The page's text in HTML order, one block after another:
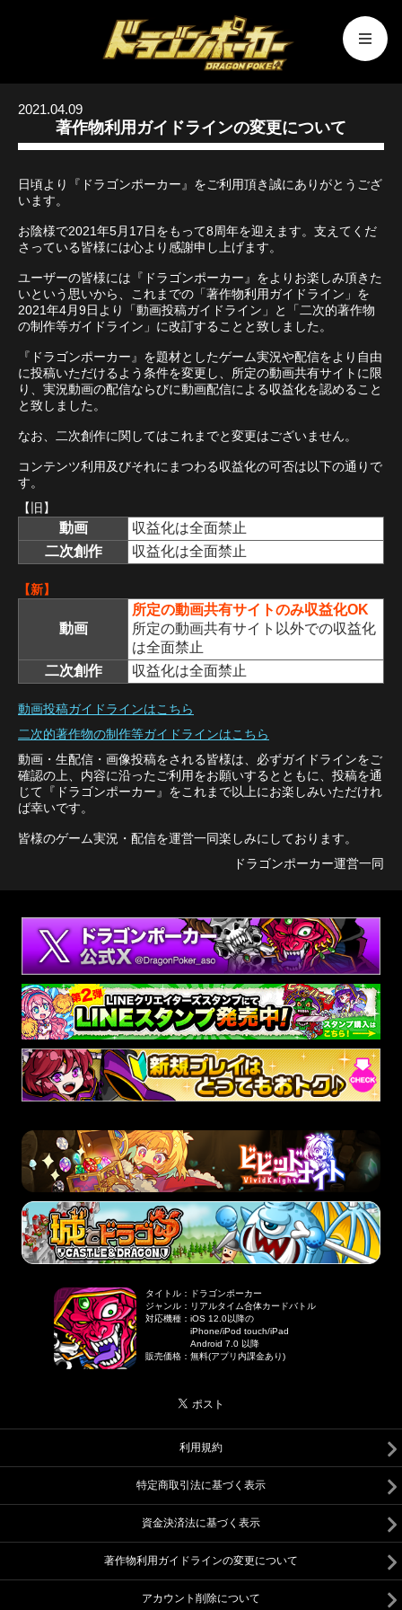
2021.04.09
著作物利用ガイドラインの変更について
日頃より『ドラゴンポーカー』をご利用頂き誠にありがとうござ
います。
お陰様で2021年5月17日をもって8周年を迎えます。支えてくだ
さっている皆様には心より感謝申し上げます。
ユーザーの皆様には『ドラゴンポーカー』をよりお楽しみ頂きた
いという思いから、これまでの「著作物利用ガイドライン」を
2021年4月9日より「動画投稿ガイドライン」と「二次的著作物
の制作等ガイドライン」に改訂することと致しました。
『ドラゴンポーカー』を題材としたゲーム実況や配信をより自由
に投稿いただけるよう条件を変更し、所定の動画共有サイトに限
り、実況動画の配信ならびに動画配信による収益化を認めること
と致しました。
なお、二次創作に関してはこれまでと変更はございません。
コンテンツ利用及びそれにまつわる収益化の可否は以下の通りで
す。
【旧】
動画
収益化は全面禁止
二次創作
収益化は全面禁止
【新】
動画
所定の動画共有サイトのみ収益化OK
所定の動画共有サイト以外での収益化
は全面禁止
二次創作
収益化は全面禁止
動画投稿ガイドラインはこちら
二次的著作物の制作等ガイドラインはこちら
動画・生配信・画像投稿をされる皆様は、必ずガイドラインをご
確認の上、内容に沿ったご利用をお願いするとともに、投稿を通
じて『ドラゴンポーカー』をこれまで以上にお楽しみいただけれ
ば幸いです。
皆様のゲーム実況・配信を運営一同楽しみにしております。
ドラゴンポーカー運営一同
タイトル ：
ドラゴンポーカー
ジャンル ： リアルタイム合体カードバトル
対応機種 ：iOS 12.0以降の
iPhone/iPod touch/iPad
Android 7.0 以降
販売価格 ：無料(アプリ内課金あり)
利用規約
特定商取引法に基づく表示
資金決済法に基づく表示
著作物利用ガイドラインの変更について
アカウント削除について